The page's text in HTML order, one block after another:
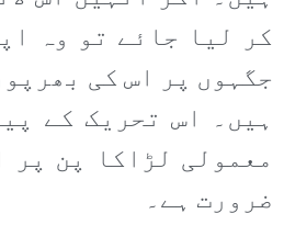
کر لیا جائے تو وہ
جگہوں پر اس کی
ہیں۔ اس تحریک کے
معمولی لڑاکا پن پر
ضرورت ہے۔